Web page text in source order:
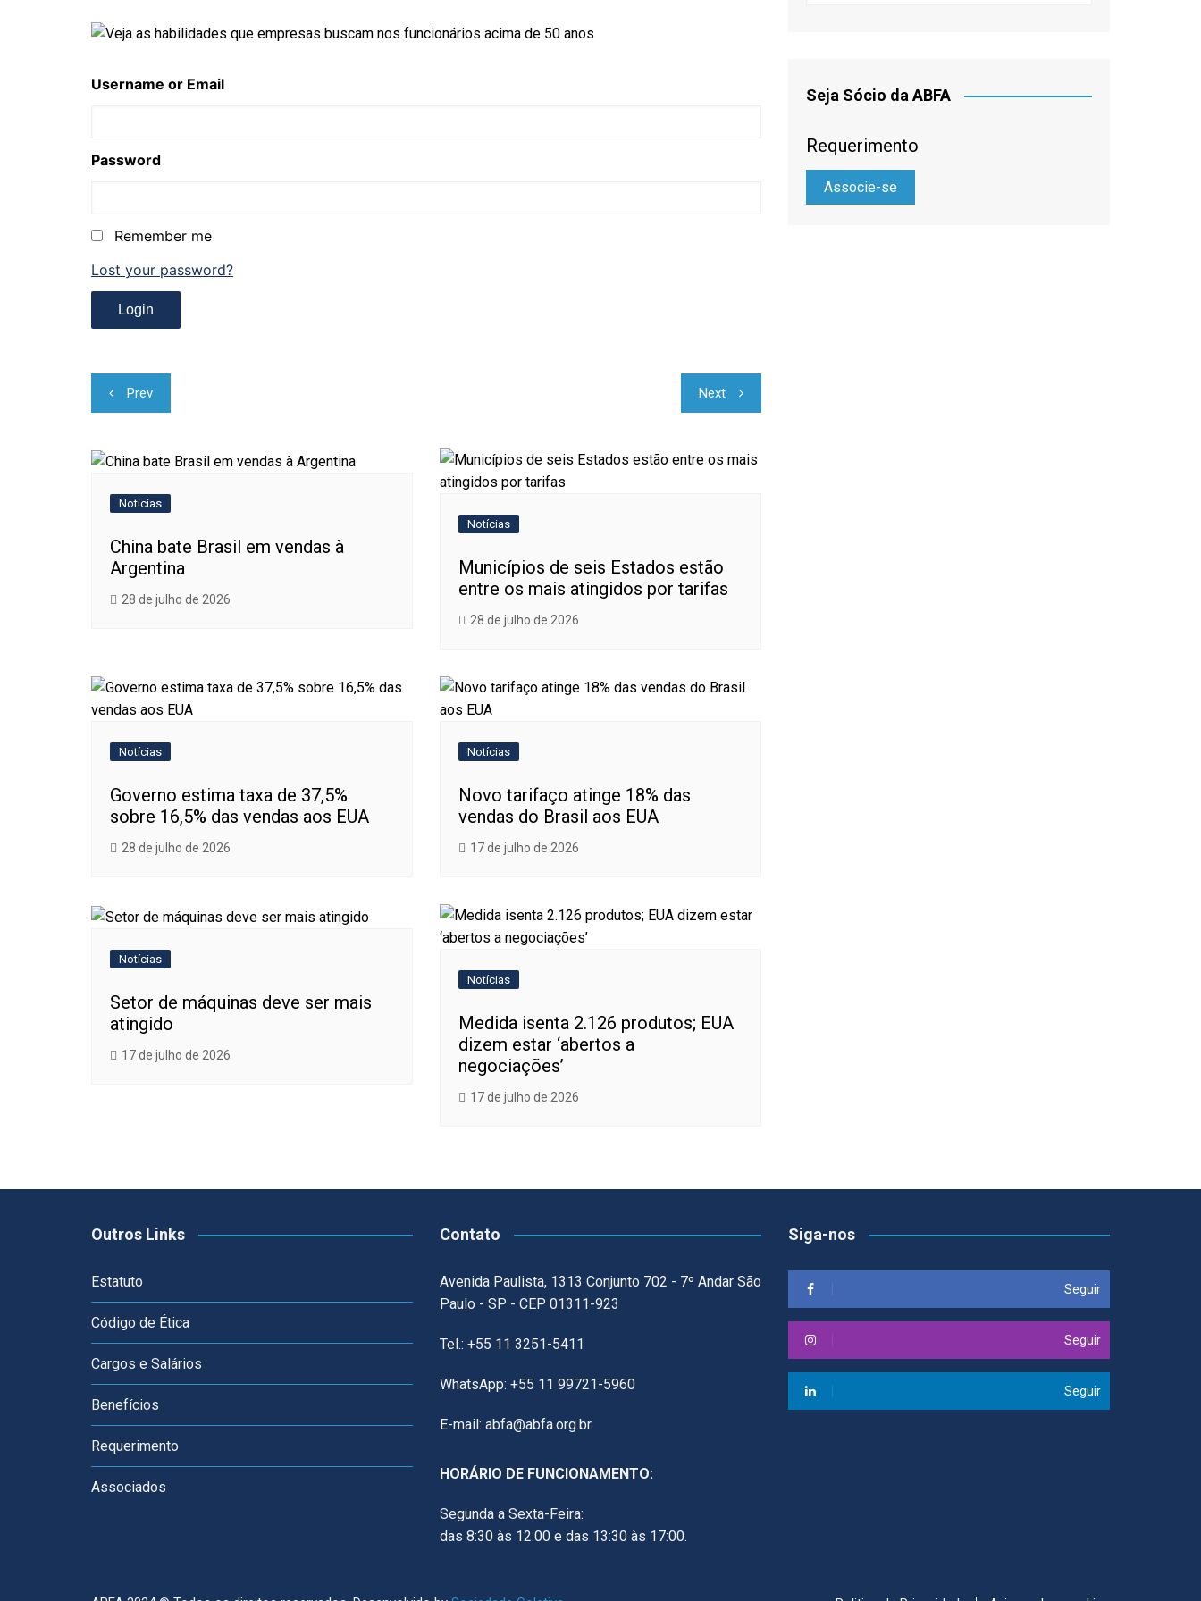
Relatório de Exportações
Username or Email
Password
Remember me
Lost your password?
Navegação
de
Post
Prev Next
Notícias
China bate Brasil em vendas à
Argentina
28 de julho de 2026
Notícias
Municípios de seis Estados estão
entre os mais atingidos por tarifas
28 de julho de 2026
Notícias
Governo estima taxa de 37,5%
sobre 16,5% das vendas aos EUA
28 de julho de 2026
Notícias
Novo tarifaço atinge 18% das
vendas do Brasil aos EUA
17 de julho de 2026
Notícias
Setor de máquinas deve ser mais
atingido
17 de julho de 2026
Notícias
Medida isenta 2.126 produtos; EUA
dizem estar ‘abertos a
negociações’
17 de julho de 2026
Seja Sócio da ABFA
Requerimento
Associe-se
Outros Links
Estatuto
Código de Ética
Cargos e Salários
Benefícios
Requerimento
Associados
Contato
Avenida Paulista, 1313 Conjunto 702 - 7º Andar São
Paulo - SP - CEP 01311-923
Tel.: +55 11 3251-5411
WhatsApp: +55 11 99721-5960
E-mail: abfa@abfa.org.br
HORÁRIO DE FUNCIONAMENTO:
Segunda a Sexta-Feira:
das 8:30 às 12:00 e das 13:30 às 17:00.
Siga-nos
Seguir
Seguir
Seguir